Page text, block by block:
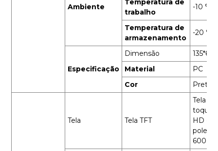
Ambiente
Temperatura de
trabalho
-10 ℃
Temperatura de
armazenamento
-20 ℃
Especificação
Dimensão
Material
PC
Cor
Preto
Tela Tela TFT
Tela
toque
HD de
600